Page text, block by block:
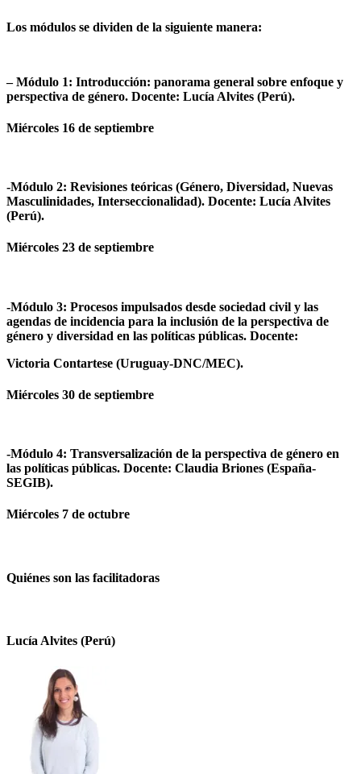
Los módulos se dividen de la siguiente manera:
– Módulo 1: Introducción: panorama general sobre enfoque y
perspectiva de género. Docente: Lucía Alvites (Perú).
Miércoles 16 de septiembre
-Módulo 2: Revisiones teóricas (Género, Diversidad, Nuevas
Masculinidades, Interseccionalidad). Docente: Lucía Alvites
(Perú).
Miércoles 23 de septiembre
-Módulo 3: Procesos impulsados desde sociedad civil y las
agendas de incidencia para la inclusión de la perspectiva de
género y diversidad en las políticas públicas. Docente:
Victoria Contartese (Uruguay-DNC/MEC).
Miércoles 30 de septiembre
-Módulo 4: Transversalización de la perspectiva de género en
las políticas públicas. Docente: Claudia Briones (España-
SEGIB).
Miércoles 7 de octubre
Quiénes son las facilitadoras
Lucía Alvites (Perú)